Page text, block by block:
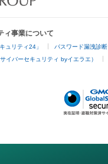
ィ事業について
ュリティ24」 パスワード漏洩診断
イバーセキュリティ byイエラエ）